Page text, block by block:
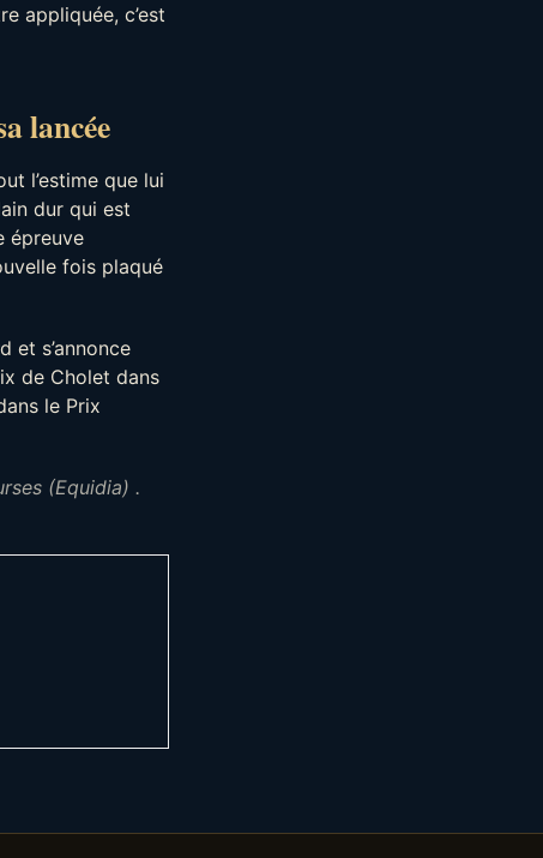
appliquée, c’est
lancée
l’estime que lui
dur qui est
épreuve
fois plaqué
et s’annonce
de Cholet dans
le Prix
(Equidia) .